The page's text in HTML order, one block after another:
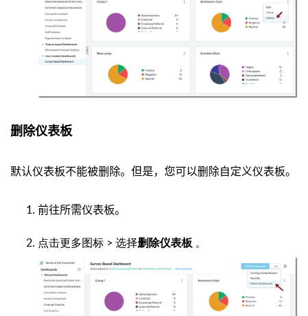
删除仪表板
默认仪表板不能被删除。但是，您可以删除自定义仪表板。
前往所需仪表板。
点击更多图标 > 选择删除仪表板 。